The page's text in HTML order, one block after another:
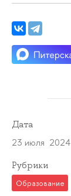
Дата
23 июля 2024
Рубрики
Образование